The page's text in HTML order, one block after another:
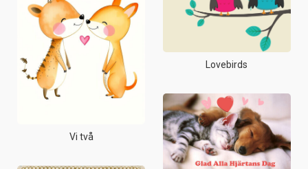
Vi två
Lovebirds